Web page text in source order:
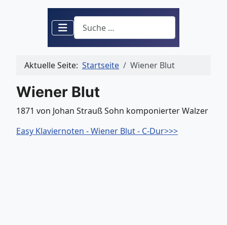
Suchen
Aktuelle Seite: Startseite Wiener Blut
Wiener Blut
1871 von Johan Strauß Sohn komponierter Walzer
Easy Klaviernoten - Wiener Blut - C-Dur>>>